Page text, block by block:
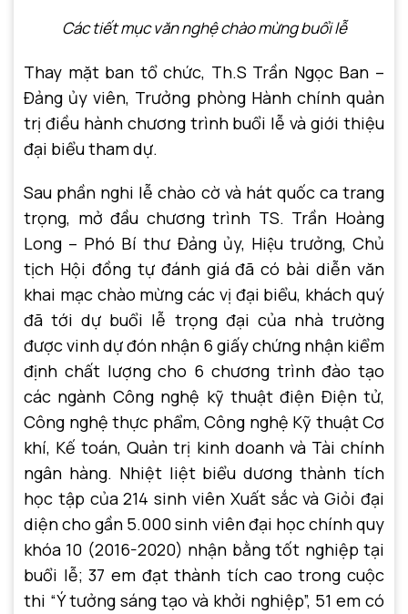
Các tiết mục văn nghệ chào mừng buổi lễ
Thay mặt ban tổ chức, Th.S Trần Ngọc Ban –
Đảng ủy viên, Trưởng phòng Hành chính quản
trị điều hành chương trình buổi lễ và giới thiệu
đại biểu tham dự.
Sau phần nghi lễ chào cờ và hát quốc ca trang
trọng, mở đầu chương trình TS. Trần Hoàng
Long – Phó Bí thư Đảng ủy, Hiệu trưởng, Chủ
tịch Hội đồng tự đánh giá đã có bài diễn văn
khai mạc chào mừng các vị đại biểu, khách quý
đã tới dự buổi lễ trọng đại của nhà trường
được vinh dự đón nhận 6 giấy chứng nhận kiểm
định chất lượng cho 6 chương trình đào tạo
các ngành Công nghệ kỹ thuật điện Điện tử,
Công nghệ thực phẩm, Công nghệ Kỹ thuật Cơ
khí, Kế toán, Quản trị kinh doanh và Tài chính
ngân hàng. Nhiệt liệt biểu dương thành tích
học tập của 214 sinh viên Xuất sắc và Giỏi đại
diện cho gần 5.000 sinh viên đại học chính quy
khóa 10 (2016-2020) nhận bằng tốt nghiệp tại
buổi lễ; 37 em đạt thành tích cao trong cuộc
thi “Ý tưởng sáng tạo và khởi nghiệp”, 51 em có